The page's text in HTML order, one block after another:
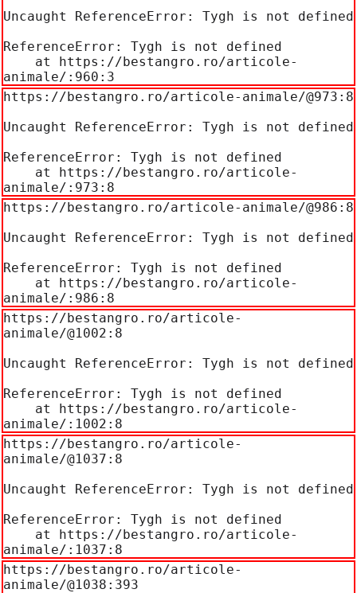
Uncaught ReferenceError: Tygh is not defined
ReferenceError: Tygh is not defined
animale/:960:3
https://bestangro.ro/articole-animale/@973:8
Uncaught ReferenceError: Tygh is not defined
ReferenceError: Tygh is not defined
animale/:973:8
https://bestangro.ro/articole-animale/@986:8
Uncaught ReferenceError: Tygh is not defined
ReferenceError: Tygh is not defined
animale/:986:8
https://bestangro.ro/articole-
animale/@1002:8
Uncaught ReferenceError: Tygh is not defined
ReferenceError: Tygh is not defined
animale/:1002:8
https://bestangro.ro/articole-
animale/@1037:8
Uncaught ReferenceError: Tygh is not defined
ReferenceError: Tygh is not defined
animale/:1037:8
https://bestangro.ro/articole-
animale/@1038:393